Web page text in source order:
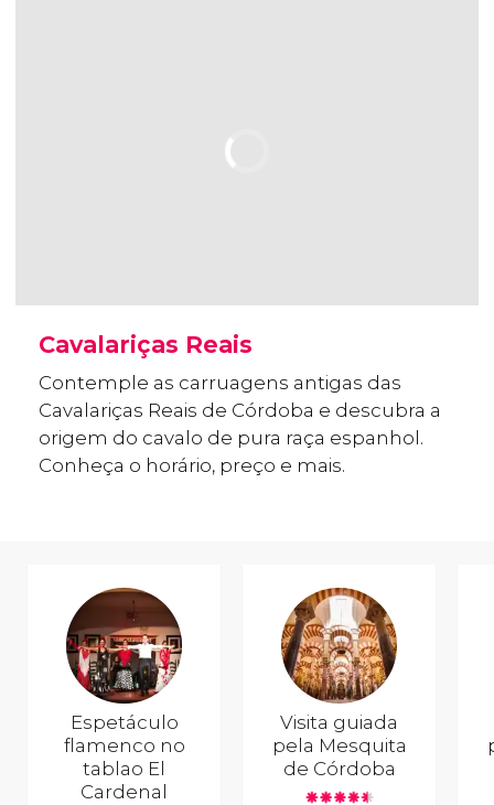
Cavalariças Reais
Contemple as carruagens antigas das
Cavalariças Reais de Córdoba e descubra a
origem do cavalo de pura raça espanhol.
Conheça o horário, preço e mais.
Espetáculo
flamenco no
tablao El
Cardenal
Visita guiada
pela Mesquita
de Córdoba